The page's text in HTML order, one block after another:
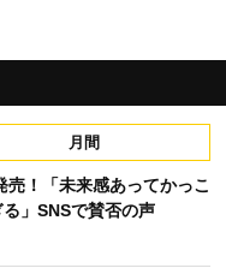
月間
売！「未来感あってかっこ
」SNSで賛否の声